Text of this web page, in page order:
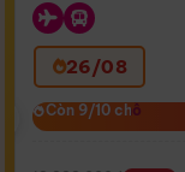
26/08
Còn 9/10 chỗ
Còn 9/10 chỗ